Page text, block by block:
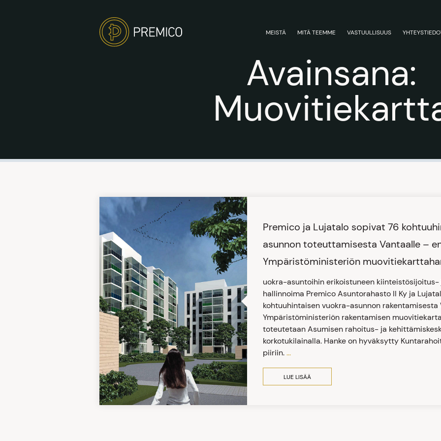
MEISTÄ MITÄ TEEMME VASTUULLISUUS
Avainsana:
Premico ja Lujatalo sopivat 76
asunnon toteuttamisesta Vantaalle –
Ympäristöministeriön
uokra-asuntoihin erikoistuneen
hallinnoima Premico Asuntorahasto II Ky ja
kohtuuhintaisen vuokra-asunnon rakentamisesta
Ympäristöministeriön rakentamisen
toteutetaan Asumisen rahoitus- ja
korkotukilainalla. Hanke on hyväksytty
piiriin....
LUE LISÄÄ